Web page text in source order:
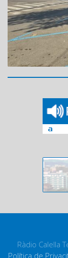
Ràdio Calella
Política de